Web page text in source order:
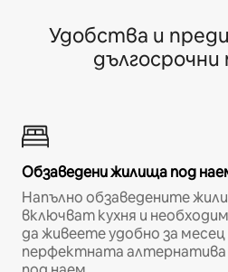
Удобства и
Обзаведени жилища под
Напълно обзаведените
включват кухня и
да живеете удобно за месец
перфектната